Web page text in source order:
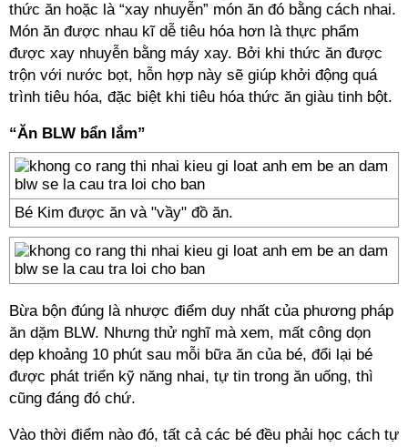
thức ăn hoặc là “xay nhuyễn” món ăn đó bằng cách nhai.
Món ăn được nhau kĩ dễ tiêu hóa hơn là thực phẩm
được xay nhuyễn bằng máy xay. Bởi khi thức ăn được
trộn với nước bọt, hỗn hợp này sẽ giúp khởi động quá
trình tiêu hóa, đặc biệt khi tiêu hóa thức ăn giàu tinh bột.
“Ăn BLW bẩn lắm”
Bé Kim được ăn và "vầy" đồ ăn.
Bừa bộn đúng là nhược điểm duy nhất của phương pháp
ăn dặm BLW. Nhưng thử nghĩ mà xem, mất công dọn
dẹp khoảng 10 phút sau mỗi bữa ăn của bé, đổi lại bé
được phát triển kỹ năng nhai, tự tin trong ăn uống, thì
cũng đáng đó chứ.
Vào thời điểm nào đó, tất cả các bé đều phải học cách tự